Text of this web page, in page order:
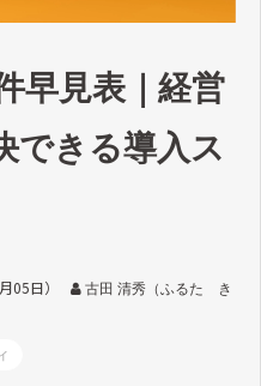
早見表｜経営
できる導入ス
05日）
古田 清秀（ふるた き